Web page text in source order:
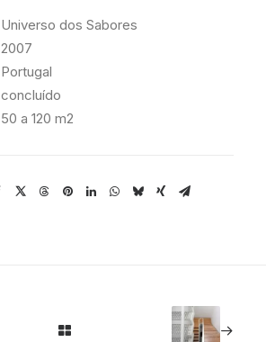
Universo dos Sabores
2007
Portugal
concluído
50 a 120 m2